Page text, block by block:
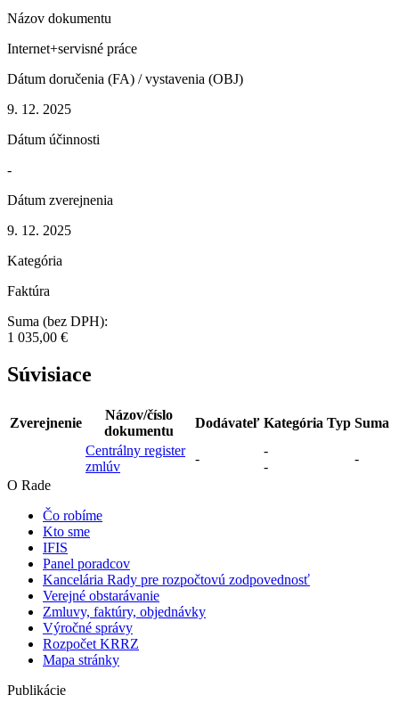
Názov dokumentu
Internet+servisné práce
Dátum doručenia (FA) / vystavenia (OBJ)
9. 12. 2025
Dátum účinnosti
-
Dátum zverejnenia
9. 12. 2025
Kategória
Faktúra
Suma (bez DPH):
1 035,00 €
Súvisiace
Zverejnenie
Názov/číslo
dokumentu
Dodávateľ Kategória Typ Suma
Centrálny register
zmlúv
-
-
-
-
O Rade
Čo robíme
Kto sme
IFIS
Panel poradcov
Kancelária Rady pre rozpočtovú zodpovednosť
Verejné obstarávanie
Zmluvy, faktúry, objednávky
Výročné správy
Rozpočet KRRZ
Mapa stránky
Publikácie